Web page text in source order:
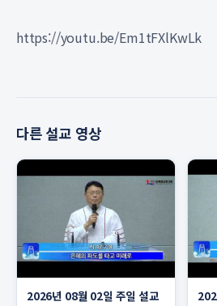
https://youtu.be/Em1tFXlKwLk
다른 설교 영상
2026년 08월 02일 주일 설교